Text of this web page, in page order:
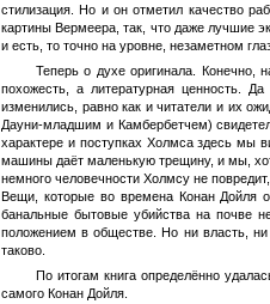
стилизация. Но и он отметил качество
картины Вермеера, так, что даже лучшие
и есть, то точно на уровне, незаметном
Теперь о духе оригинала. Конечно,
похожесть, а литературная ценность.
изменились, равно как и читатели и их
Дауни-младшим и Камбербетчем)
характере и поступках Холмса здесь мы
машины даёт маленькую трещину, и мы,
немного человечности Холмсу не
Вещи, которые во времена Конан Дойля
банальные бытовые убийства на почве
положением в обществе. Но ни власть, ни
таково.
По итогам книга определённо
самого Конан Дойля.